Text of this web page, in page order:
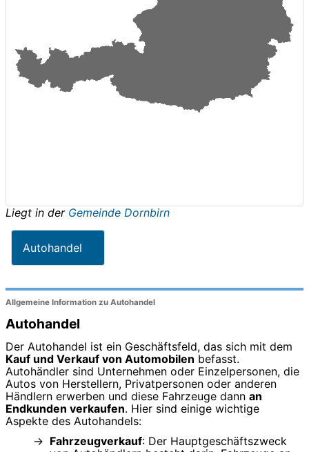
Liegt in der Gemeinde Dornbirn
Autohandel
Allgemeine Information zu Autohandel
Autohandel
Der Autohandel ist ein Geschäftsfeld, das sich mit dem
Kauf und Verkauf von Automobilen befasst.
Autohändler sind Unternehmen oder Einzelpersonen, die
Autos von Herstellern, Privatpersonen oder anderen
Händlern erwerben und diese Fahrzeuge dann an
Endkunden verkaufen. Hier sind einige wichtige
Aspekte des Autohandels:
Fahrzeugverkauf: Der Hauptgeschäftszweck